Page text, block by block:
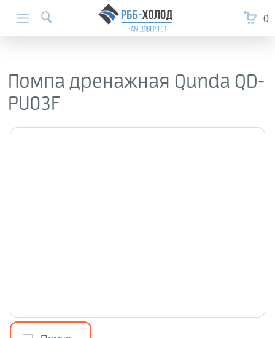
0
Помпа дренажная Qunda QD-
PU03F